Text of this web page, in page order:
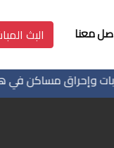
معنا البث
مساكن في هجوم